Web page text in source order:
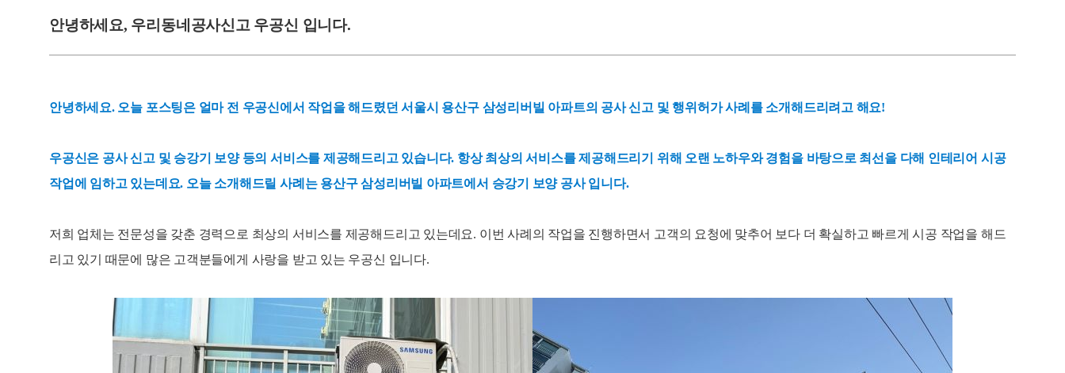
안녕하세요, 우리동네공사신고 우공신 입니다.
안녕하세요. 오늘 포스팅은 얼마 전 우공신에서 작업을 해드렸던 서울시 용산구 삼성리버빌 아파트의 공사 신고 및 행위허가 사례를 소개해드리려고 해요!
우공신은 공사 신고 및 승강기 보양 등의 서비스를 제공해드리고 있습니다. 항상 최상의 서비스를 제공해드리기 위해 오랜 노하우와 경험을 바탕으로 최선을 다해 인테리어 시공
작업에 임하고 있는데요. 오늘 소개해드릴 사례는 용산구 삼성리버빌 아파트에서 승강기 보양 공사 입니다.
저희 업체는 전문성을 갖춘 경력으로 최상의 서비스를 제공해드리고 있는데요. 이번 사례의 작업을 진행하면서 고객의 요청에 맞추어 보다 더 확실하고 빠르게 시공 작업을 해드
리고 있기 때문에 많은 고객분들에게 사랑을 받고 있는 우공신 입니다.